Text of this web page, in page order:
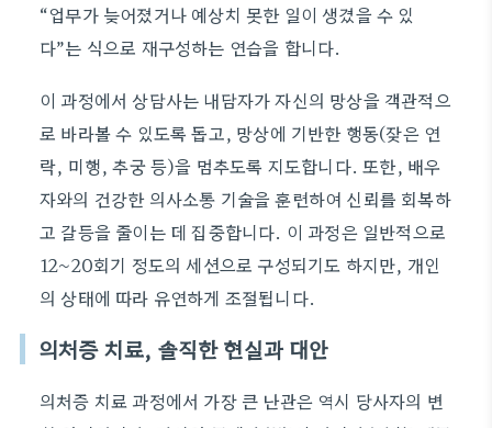
“업무가 늦어졌거나 예상치 못한 일이 생겼을 수 있
다”는 식으로 재구성하는 연습을 합니다.
이 과정에서 상담사는 내담자가 자신의 망상을 객관적으
로 바라볼 수 있도록 돕고, 망상에 기반한 행동(잦은 연
락, 미행, 추궁 등)을 멈추도록 지도합니다. 또한, 배우
자와의 건강한 의사소통 기술을 훈련하여 신뢰를 회복하
고 갈등을 줄이는 데 집중합니다. 이 과정은 일반적으로
12~20회기 정도의 세션으로 구성되기도 하지만, 개인
의 상태에 따라 유연하게 조절됩니다.
의처증 치료, 솔직한 현실과 대안
의처증 치료 과정에서 가장 큰 난관은 역시 당사자의 변